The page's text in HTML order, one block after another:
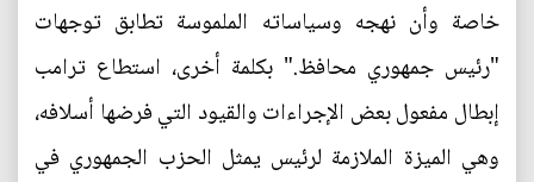
خاصة وأن نهجه وسياساته الملموسة تطابق توجهات
"رئيس جمهوري محافظ." بكلمة أخرى، استطاع ترامب
إبطال مفعول بعض الإجراءات والقيود التي فرضها أسلافه،
وهي الميزة الملازمة لرئيس يمثل الحزب الجمهوري في